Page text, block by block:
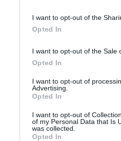
I want to opt-out of the
Opted In
I want to opt-out of the Sale
Opted In
I want to opt-out of
Advertising.
Opted In
I want to opt-out of
of my Personal Data that Is
was collected.
Opted In